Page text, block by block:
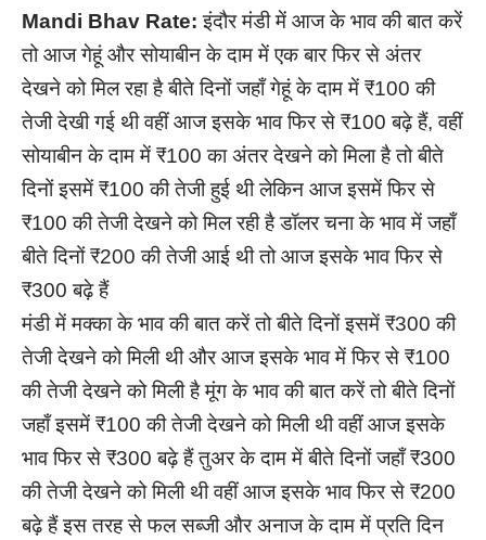
Mandi Bhav Rate: इंदौर मंडी में आज के भाव की बात करें
तो आज गेहूं और सोयाबीन के दाम में एक बार फिर से अंतर
देखने को मिल रहा है बीते दिनों जहाँ गेहूं के दाम में ₹100 की
तेजी देखी गई थी वहीं आज इसके भाव फिर से ₹100 बढ़े हैं, वहीं
सोयाबीन के दाम में ₹100 का अंतर देखने को मिला है तो बीते
दिनों इसमें ₹100 की तेजी हुई थी लेकिन आज इसमें फिर से
₹100 की तेजी देखने को मिल रही है डॉलर चना के भाव में जहाँ
बीते दिनों ₹200 की तेजी आई थी तो आज इसके भाव फिर से
₹300 बढ़े हैं
मंडी में मक्का के भाव की बात करें तो बीते दिनों इसमें ₹300 की
तेजी देखने को मिली थी और आज इसके भाव में फिर से ₹100
की तेजी देखने को मिली है मूंग के भाव की बात करें तो बीते दिनों
जहाँ इसमें ₹100 की तेजी देखने को मिली थी वहीं आज इसके
भाव फिर से ₹300 बढ़े हैं तुअर के दाम में बीते दिनों जहाँ ₹300
की तेजी देखने को मिली थी वहीं आज इसके भाव फिर से ₹200
बढ़े हैं इस तरह से फल सब्जी और अनाज के दाम में प्रति दिन